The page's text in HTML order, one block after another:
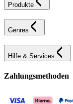
Produkte
Genres
Hilfe & Services
Zahlungsmethoden